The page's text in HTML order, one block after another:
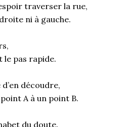
traverser la rue,
ni à gauche.
le pas rapide.
d’en découdre,
point A à un point B.
du doute.